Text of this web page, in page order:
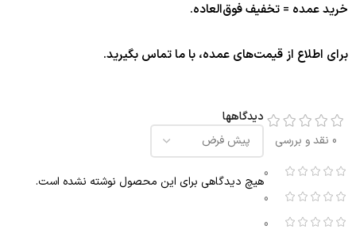
خرید عمده = تخفیف فوق‌العاده.
برای اطلاع از قیمت‌های عمده، با ما تماس بگیرید.
0 نقد و بررسی
0
0
0
دیدگاهها
هیچ دیدگاهی برای این محصول نوشته نشده است.